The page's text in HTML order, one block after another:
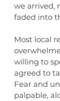
we arrived,
faded into
Most local
willing to
agreed to
Fear and
palpable,